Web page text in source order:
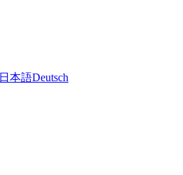
日本語Deutsch